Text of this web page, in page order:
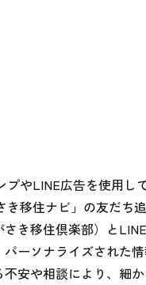
やLINE広告を使用し
き移住ナビ」の友だち
き移住倶楽部）と
ーソナライズされた
安や相談により、細